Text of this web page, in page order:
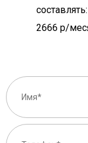
2666 р/